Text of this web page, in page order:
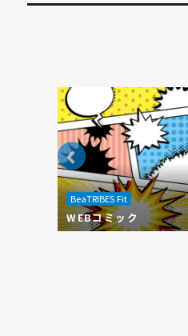
BeaTRIBES Fit
WEBコミック